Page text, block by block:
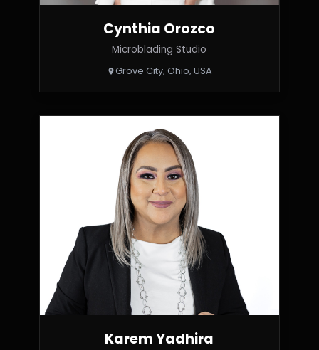
Cynthia Orozco
Microblading Studio
Grove City, Ohio, USA
Karem Yadhira